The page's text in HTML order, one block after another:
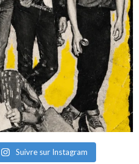
Suivre sur Instagram